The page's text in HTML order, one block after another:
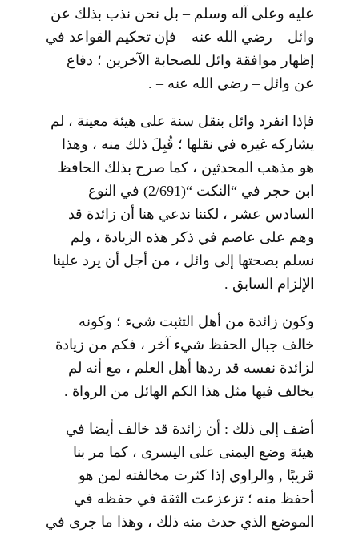
عليه وعلى آله وسلم – بل نحن نذب بذلك عن
وائل – رضي الله عنه – فإن تحكيم القواعد في
إظهار موافقة وائل للصحابة الآخرين ؛ دفاع
عن وائل – رضي الله عنه – .
فإذا انفرد وائل بنقل سنة على هيئة معينة ، لم
يشاركه غيره في نقلها ؛ قُبِلَ ذلك منه ، وهذا
هو مذهب المحدثين ، كما صرح بذلك الحافظ
ابن حجر في “النكت “(2/691) في النوع
السادس عشر ، لكننا ندعي هنا أن زائدة قد
وهم على عاصم في ذكر هذه الزيادة ، ولم
نسلم بصحتها إلى وائل ، من أجل أن يرد علينا
الإلزام السابق .
وكون زائدة من أهل التثبت شيء ؛ وكونه
خالف جبال الحفظ شيء آخر ، فكم من زيادة
لزائدة نفسه قد ردها أهل العلم ، مع أنه لم
يخالف فيها مثل هذا الكم الهائل من الرواة .
أضف إلى ذلك : أن زائدة قد خالف أيضا في
هيئة وضع اليمنى على اليسرى ، كما مر بنا
قريبًا , والراوي إذا كثرت مخالفته لمن هو
أحفظ منه ؛ تزعزعت الثقة في حفظه في
الموضع الذي حدث منه ذلك ، وهذا ما جرى في